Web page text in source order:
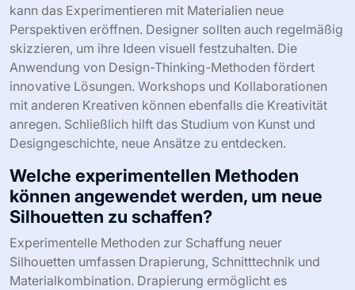
kann das Experimentieren mit Materialien neue
Perspektiven eröffnen. Designer sollten auch regelmäßig
skizzieren, um ihre Ideen visuell festzuhalten. Die
Anwendung von Design-Thinking-Methoden fördert
innovative Lösungen. Workshops und Kollaborationen
mit anderen Kreativen können ebenfalls die Kreativität
anregen. Schließlich hilft das Studium von Kunst und
Designgeschichte, neue Ansätze zu entdecken.
Welche experimentellen Methoden
können angewendet werden, um neue
Silhouetten zu schaffen?
Experimentelle Methoden zur Schaffung neuer
Silhouetten umfassen Drapierung, Schnitttechnik und
Materialkombination. Drapierung ermöglicht es